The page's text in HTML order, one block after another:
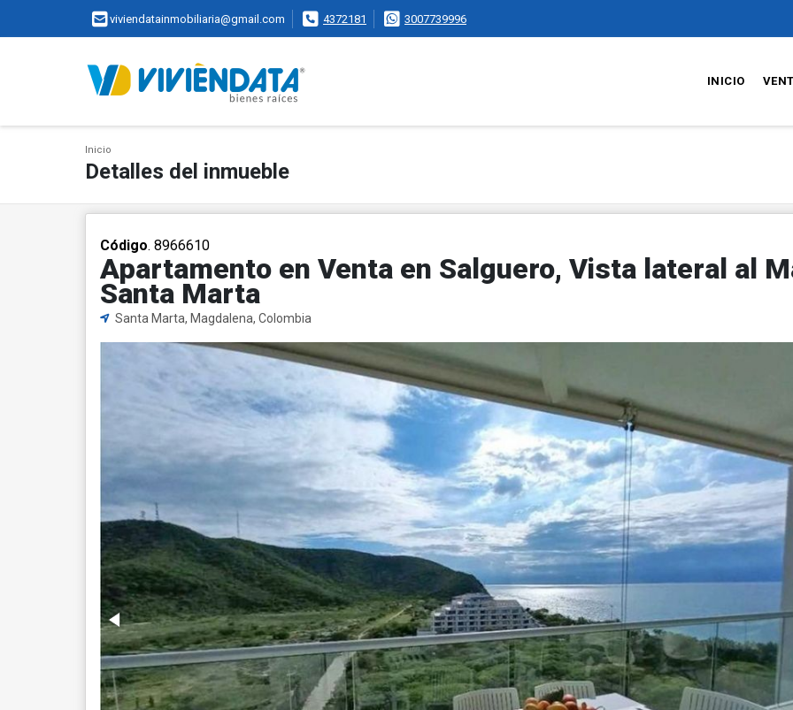
viviendatainmobiliaria@gmail.com 4372181 3007739996
INICIO
Inicio
Detalles del inmueble
Código. 8966610
Apartamento en Venta en Salguero, Vista lateral al
Santa Marta
Santa Marta, Magdalena, Colombia